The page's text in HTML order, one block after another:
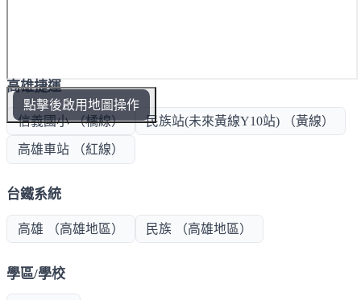
點擊後啟用地圖操作
高雄捷運
信義國小 （橘線） 民族站(未來黃線Y10站) （黃線）
高雄車站 （紅線）
台鐵系統
高雄 （高雄地區） 民族 （高雄地區）
學區/學校